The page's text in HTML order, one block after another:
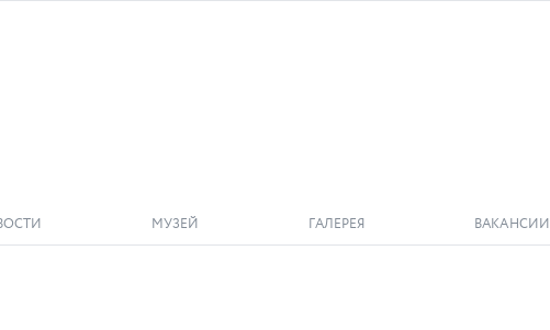
МУЗЕЙ ГАЛЕРЕЯ ВАКАНСИИ